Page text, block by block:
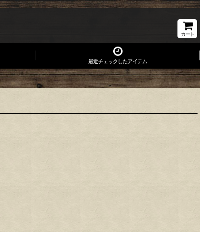
カート
最近チェックしたアイテム